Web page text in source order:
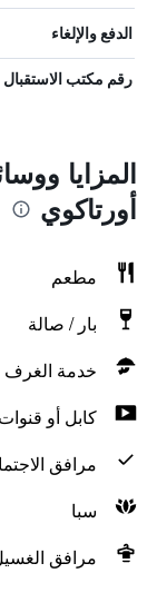
الدفع والإلغاء
رقم مكتب الاستقبال
المزايا
أورتاكوي
مطعم
بار / صالة
خدمة الغرف
كابل أو
مرافق
سبا
مرافق